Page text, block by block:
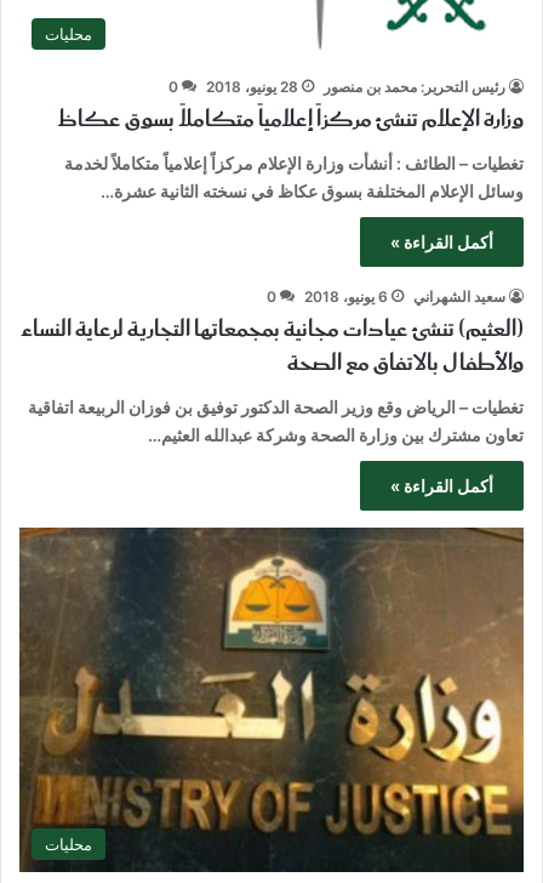
محليات
رئيس التحرير: محمد بن منصور 28 يونيو، 2018 0
وزارة الإعلام تنشئ مركزاً إعلامياً متكاملاً بسوق عكاظ
تغطيات – الطائف : أنشأت وزارة الإعلام مركزاً إعلامياً متكاملاً لخدمة
وسائل الإعلام المختلفة بسوق عكاظ في نسخته الثانية عشرة…
أكمل القراءة »
سعيد الشهراني 6 يونيو، 2018 0
(العثيم) تنشئ عيادات مجانية بمجمعاتها التجارية لرعاية النساء
والأطفال بالاتفاق مع الصحة
تغطيات – الرياض وقع وزير الصحة الدكتور توفيق بن فوزان الربيعة اتفاقية
تعاون مشترك بين وزارة الصحة وشركة عبدالله العثيم…
أكمل القراءة »
محليات